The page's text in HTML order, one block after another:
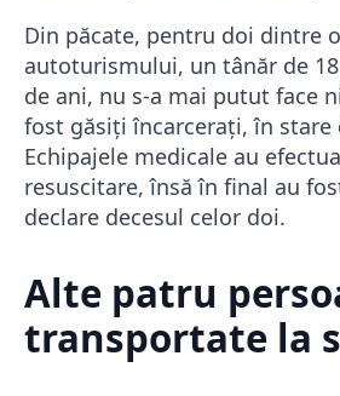
Din păcate, pentru doi dintre
autoturismului, un tânăr de
de ani, nu s-a mai putut face
fost găsiți încarcerați, în stare
Echipajele medicale au
resuscitare, însă în final au
declare decesul celor doi.
Alte patru
transportate la